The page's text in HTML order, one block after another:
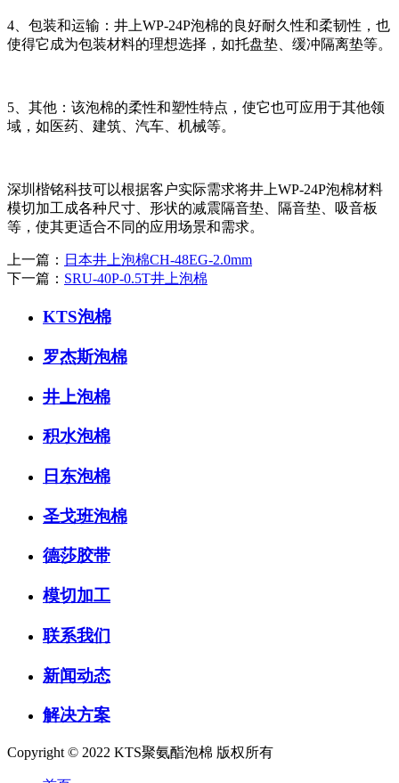
4、包装和运输：井上WP-24P泡棉的良好耐久性和柔韧性，也
使得它成为包装材料的理想选择，如托盘垫、缓冲隔离垫等。
5、其他：该泡棉的柔性和塑性特点，使它也可应用于其他领
域，如医药、建筑、汽车、机械等。
深圳楷铭科技可以根据客户实际需求将井上WP-24P泡棉材料
模切加工成各种尺寸、形状的减震隔音垫、隔音垫、吸音板
等，使其更适合不同的应用场景和需求。
上一篇： 日本井上泡棉CH-48EG-2.0mm
下一篇： SRU-40P-0.5T井上泡棉
KTS泡棉
罗杰斯泡棉
井上泡棉
积水泡棉
日东泡棉
圣戈班泡棉
德莎胶带
模切加工
联系我们
新闻动态
解决方案
Copyright © 2022 KTS聚氨酯泡棉 版权所有